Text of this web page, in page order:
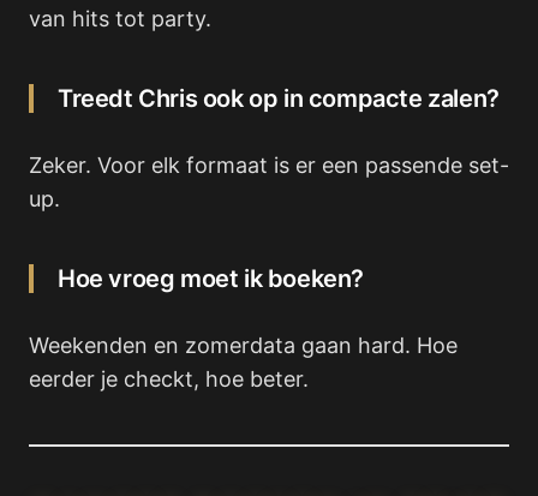
van hits tot party.
Treedt Chris ook op in compacte zalen?
Zeker. Voor elk formaat is er een passende set-
up.
Hoe vroeg moet ik boeken?
Weekenden en zomerdata gaan hard. Hoe
eerder je checkt, hoe beter.